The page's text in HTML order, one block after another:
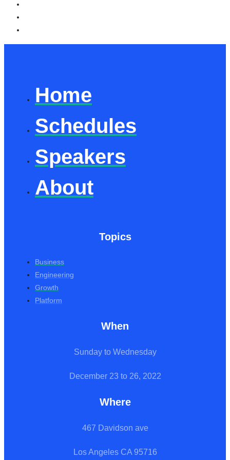
Home
Schedules
Speakers
About
Topics
Business
Engineering
Growth
Platform
When
Sunday to Wednesday
December 23 to 26, 2022
Where
467 Davidson ave
Los Angeles CA 95716